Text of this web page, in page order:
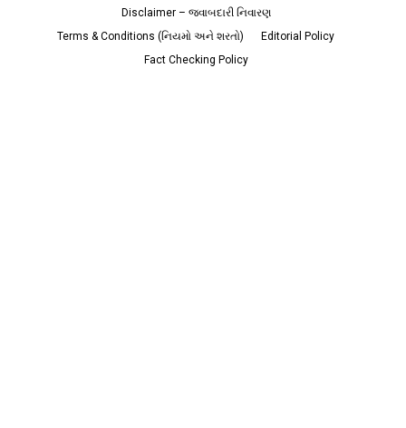
Disclaimer – જવાબદારી નિવારણ
Terms & Conditions (નિયમો અને શરતો)
Editorial Policy
Fact Checking Policy